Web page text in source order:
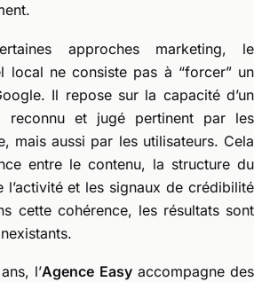
approches marketing, le
local ne consiste pas à “forcer” un
Il repose sur la capacité d’un
reconnu et jugé pertinent par les
mais aussi par les utilisateurs. Cela
entre le contenu, la structure du
l’activité et les signaux de crédibilité
cette cohérence, les résultats sont
l’Agence Easyaccompagne des